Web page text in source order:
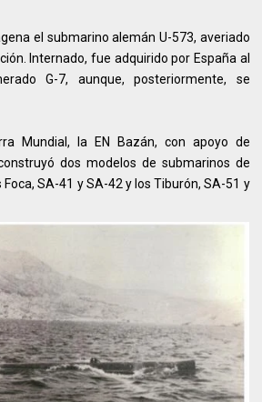
el submarino alemán U-573, averiado
Internado, fue adquirido por España al
G-7, aunque, posteriormente, se
Mundial, la EN Bazán, con apoyo de
dos modelos de submarinos de
Foca, SA-41 y SA-42 y los Tiburón, SA-51 y